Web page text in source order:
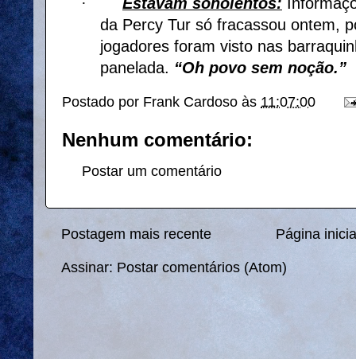
da Percy Tur só fracassou ontem,
jogadores foram visto nas
panelada. “Oh povo sem noção.”
Postado por Frank Cardoso às 11:07:00
Nenhum comentário:
Postar um comentário
Postagem mais recente Página
Assinar: Postar comentários (Atom)